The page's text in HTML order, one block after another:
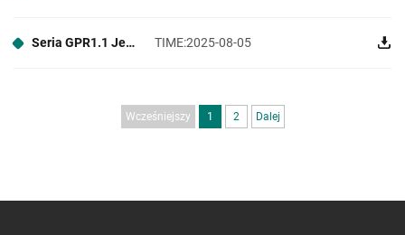
Seria GPR1.1 Jednostka pierścieniowa z suchym powietrzem TIME:2025-08-05
Wcześniejszy 1 2 Dalej